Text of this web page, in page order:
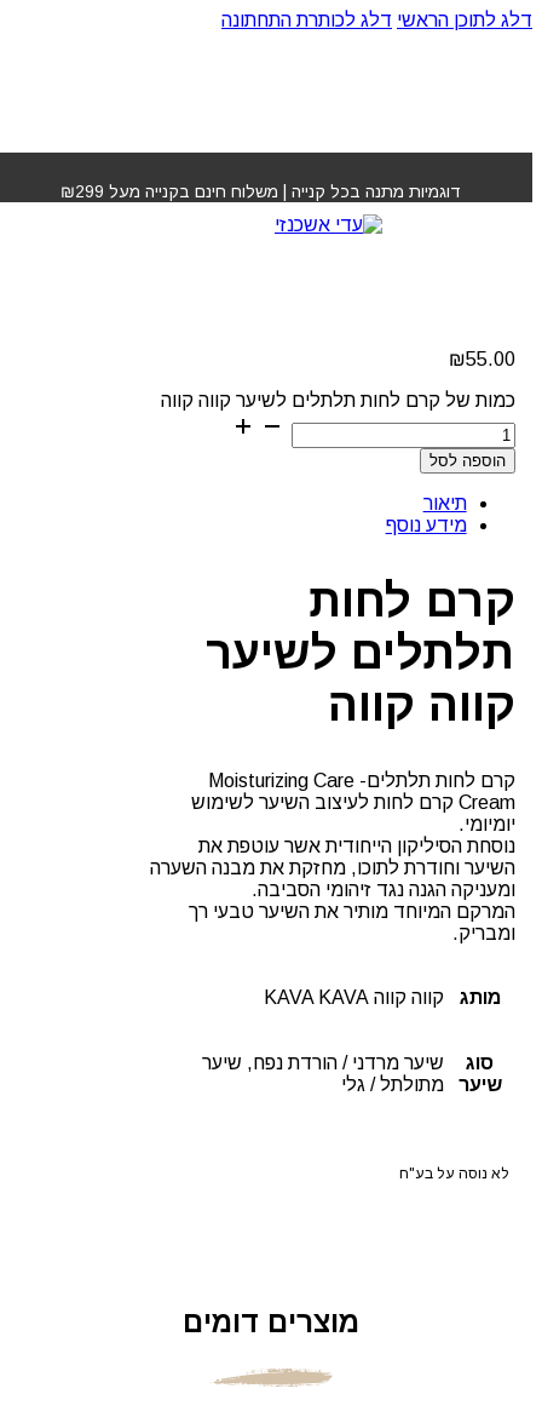
דלג לתוכן הראשי דלג לכותרת התחתונה
דוגמיות מתנה בכל קנייה | משלוח חינם בקנייה מעל ₪299
קרם לחות תלתלים לשיער
₪55.00
כמות של קרם לחות תלתלים לשיער קווה קווה
הוספה לסל
תיאור
מידע נוסף
קרם לחות
תלתלים לשיער
קווה קווה
קרם לחות תלתלים- Moisturizing Care
Cream קרם לחות לעיצוב השיער לשימוש
יומיומי.
נוסחת הסיליקון הייחודית אשר עוטפת את
השיער וחודרת לתוכו, מחזקת את מבנה השערה
ומעניקה הגנה נגד זיהומי הסביבה.
המרקם המיוחד מותיר את השיער טבעי רך
ומבריק.
מותג קווה קווה KAVA KAVA
סוג
שיער
שיער מרדני / הורדת נפח, שיער
מתולתל / גלי
לא נוסה על בע"ח
מוצרים דומים